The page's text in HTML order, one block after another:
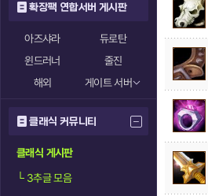
확장팩 연합서버 게시판
아즈샤라
듀로탄
윈드러너
줄진
해외
게이트 서버
클래식 커뮤니티
클래식 게시판
└3추글 모음